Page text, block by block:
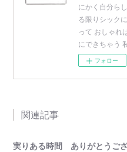
にかく自分ら
る限りシック
って おしゃれ
にできちゃう
フォロー
関連記事
実りある時間 ありがとうご